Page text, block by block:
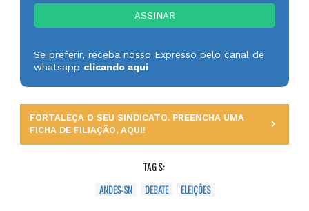
Se preferir, receba nosso Expresso pelo canal de
whatsapp clicando aqui
FORTALEÇA O SEU SINDICATO. PREENCHA UMA
FICHA DE FILIAÇÃO, AQUI!
TAGS:
ANDES-SN
DEBATE ELEIÇÕES